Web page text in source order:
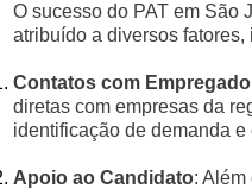
O sucesso do PAT em São
atribuído a diversos fatores,
Contatos com
diretas com empresas da
identificação de demanda e
Apoio ao Candidato: